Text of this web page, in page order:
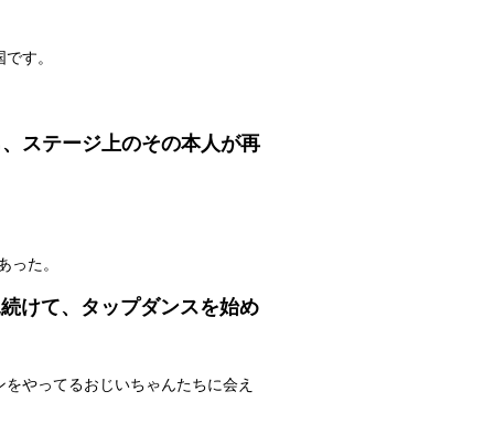
す。
ステージ上のその本人が再
った。
けて、タップダンスを始め
やってるおじいちゃんたちに会え